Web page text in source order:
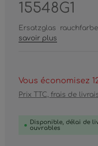
15548G1
Ersatzglas
savoir plus
Vous économisez
Prix TTC, frais de
Disponible, délai de
ouvrables